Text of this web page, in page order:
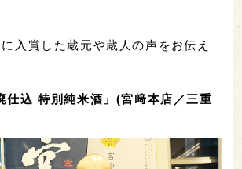
入賞した蔵元や蔵人の声をお伝え
仕込 特別純米酒」(宮﨑本店／三重